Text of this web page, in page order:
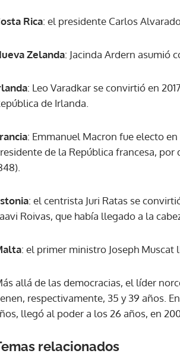
Rica: el presidente Carlos
Zelanda: Jacinda Ardern asumió
: Leo Varadkar se convirtió en
de Irlanda.
: Emmanuel Macron fue electo
de la República francesa,
: el centrista Juri Ratas se
Roivas, que había llegado a la
: el primer ministro Joseph Muscat
allá de las democracias, el líder
respectivamente, 35 y 39 años.
llegó al poder a los 26 años, en
relacionados